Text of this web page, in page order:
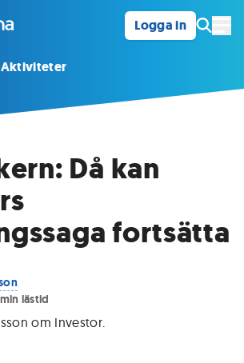
Logga in
Aktiviteter
Då kan
fortsätta
min lästid
om Investor.